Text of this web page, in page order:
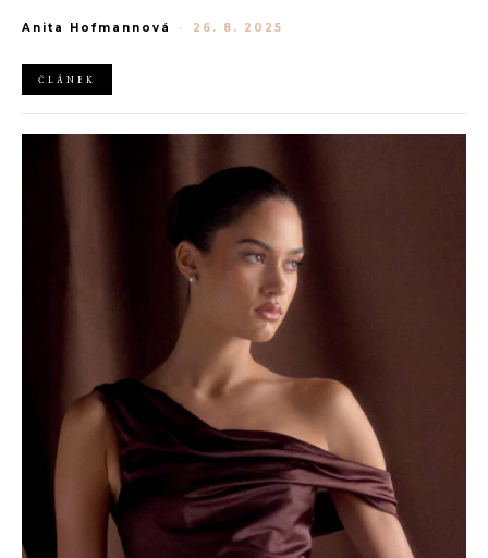
nálada nepřišla, nezoufejte. Většinu poskládáte i z kousků, které
Anita Hofmannová - 26. 8. 2025
ČLÁNEK